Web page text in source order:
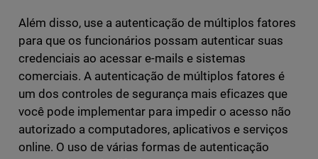
Além disso, use a autenticação de múltiplos fatores
para que os funcionários possam autenticar suas
credenciais ao acessar e-mails e sistemas
comerciais. A autenticação de múltiplos fatores é
um dos controles de segurança mais eficazes que
você pode implementar para impedir o acesso não
autorizado a computadores, aplicativos e serviços
online. O uso de várias formas de autenticação